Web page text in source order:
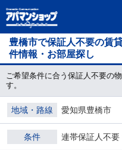
豊橋市で保証人不要の賃
件情報・お部屋探し
ご希望条件に合う保証人不要の
す。
地域・路線 愛知県豊橋市
条件 連帯保証人不